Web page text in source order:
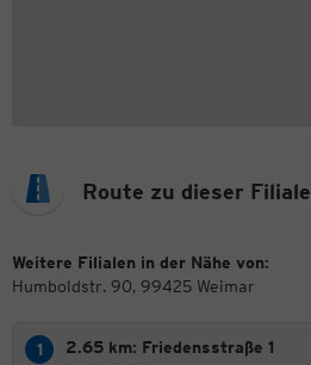
Route zu dieser Filiale
Weitere Filialen in der Nähe von:
Humboldstr. 90, 99425 Weimar
2.65 km: Friedensstraße 1